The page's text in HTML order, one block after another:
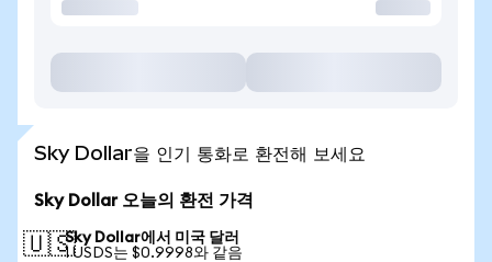
Sky Dollar을 인기 통화로 환전해 보세요
Sky Dollar 오늘의 환전 가격
🇺🇸Sky Dollar에서 미국 달러
1 USDS는 $0.9998와 같음